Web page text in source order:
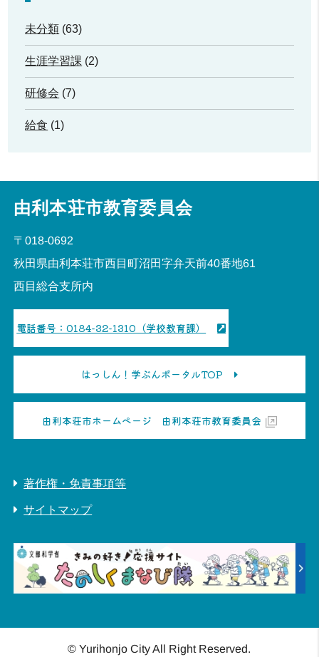
未分類 (63)
生涯学習課 (2)
研修会 (7)
給食 (1)
由利本荘市教育委員会
〒018-0692
秋田県由利本荘市西目町沼田字弁天前40番地61
西目総合支所内
電話番号：0184-32-1310（学校教育課）
はっしん！学ぶんポータルTOP
由利本荘市ホームページ 由利本荘市教育委員会
著作権・免責事項等
サイトマップ
© Yurihonjo City All Right Reserved.